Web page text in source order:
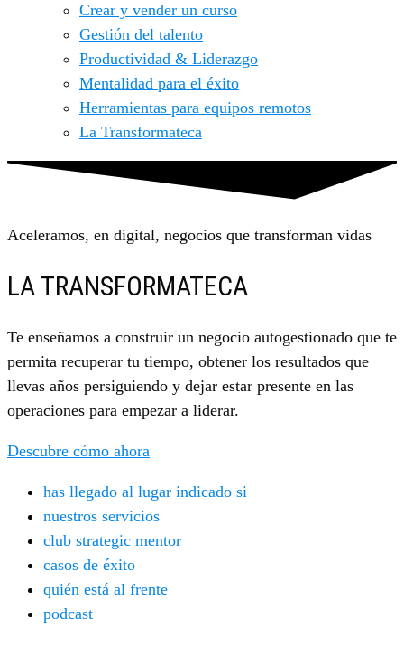
Crear y vender un curso
Gestión del talento
Productividad & Liderazgo
Mentalidad para el éxito
Herramientas para equipos remotos
La Transformateca
Aceleramos, en digital, negocios que transforman vidas
LA TRANSFORMATECA
Te enseñamos a construir un negocio autogestionado que te
permita recuperar tu tiempo, obtener los resultados que
llevas años persiguiendo y dejar estar presente en las
operaciones para empezar a liderar.
Descubre cómo ahora
has llegado al lugar indicado si
nuestros servicios
club strategic mentor
casos de éxito
quién está al frente
podcast